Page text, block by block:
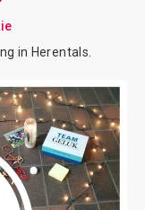
in Herentals.